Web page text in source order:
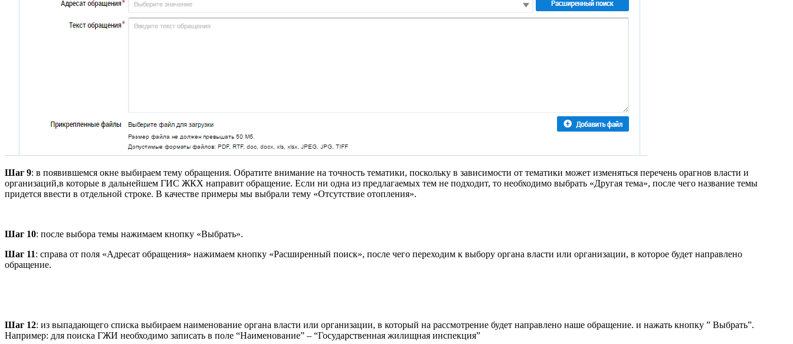
Шаг 9: в появившемся окне выбираем тему обращения. Обратите внимание на точность тематики, поскольку в зависимости от тематики может изменяться перечень орагнов власти и
организаций,в которые в дальнейшем ГИС ЖКХ направит обращение. Если ни одна из предлагаемых тем не подходит, то необходимо выбрать «Другая тема», после чего название темы
придется ввести в отдельной строке. В качестве примеры мы выбрали тему «Отсутствие отопления».
Шаг 10: после выбора темы нажимаем кнопку «Выбрать».
Шаг 11: справа от поля «Адресат обращения» нажимаем кнопку «Расширенный поиск», после чего переходим к выбору органа власти или организации, в которое будет направлено
обращение.
Шаг 12: из выпадающего списка выбираем наименование органа власти или организации, в который на рассмотрение будет направлено наше обращение. и нажать кнопку ” Выбрать”.
Например: для поиска ГЖИ необходимо записать в поле “Наименование” – “Государственная жилищная инспекция”